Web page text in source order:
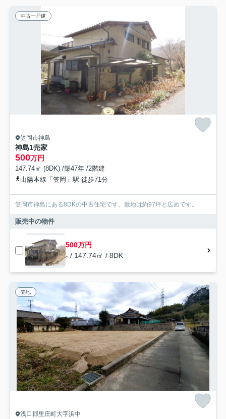
中古一戸建
笠岡市神島
神島1売家
500万円
147.74㎡ (8DK) /築47年 /2階建
山陽本線「笠岡」駅 徒歩71分
笠岡市神島にある8DKの中古住宅です。敷地は約97坪と広めです。
販売中の物件
500万円
- / 147.74㎡ / 8DK
売地
浅口郡里庄町大字浜中